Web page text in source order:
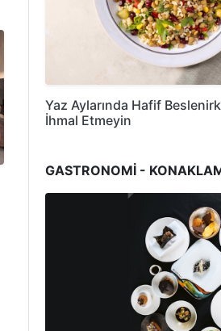
Yaz Aylarında Hafif
İhmal Etmeyin
GASTRONOMİ -